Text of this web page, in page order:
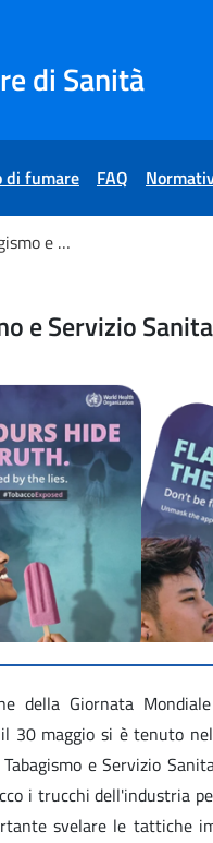
di Sanità
di fumare FAQ
XXVII Convegno Nazionale Tabagismo e Servizio Sanitario Nazionale - 30 maggio 2025
e Servizio
della Giornata
il 30 maggio si è tenuto
e Servizio
i trucchi dell'industria
svelare le tattiche